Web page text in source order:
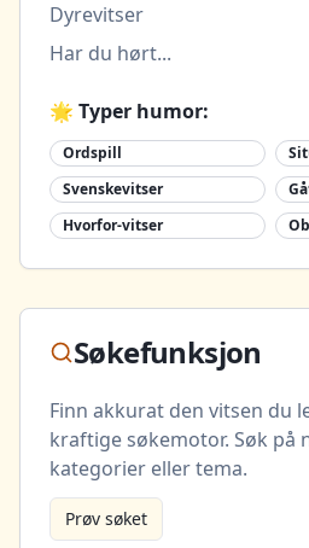
Dyrevitser
Har du hørt...
🌟 Typer humor:
Ordspill
Svenskevitser
Hvorfor-vitser
Søkefunksjon
Finn akkurat den vitsen du
kraftige søkemotor. Søk på
kategorier eller tema.
Prøv søket